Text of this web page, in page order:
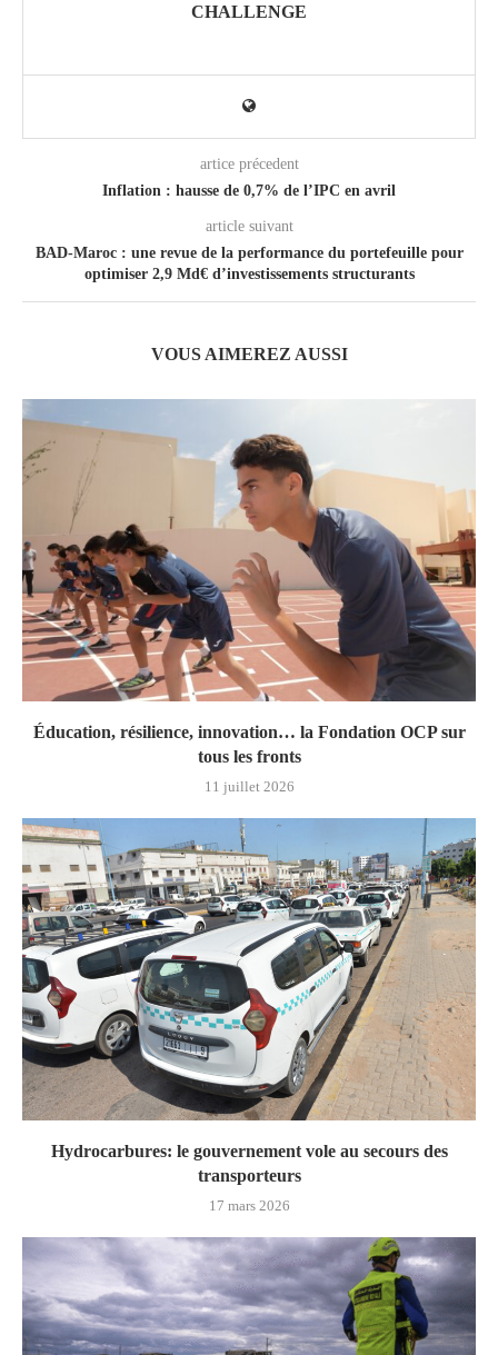
CHALLENGE
artice précedent
Inflation : hausse de 0,7% de l’IPC en avril
article suivant
BAD-Maroc : une revue de la performance du portefeuille pour
optimiser 2,9 Md€ d’investissements structurants
VOUS AIMEREZ AUSSI
Éducation, résilience, innovation… la Fondation OCP sur
tous les fronts
11 juillet 2026
Hydrocarbures: le gouvernement vole au secours des
transporteurs
17 mars 2026